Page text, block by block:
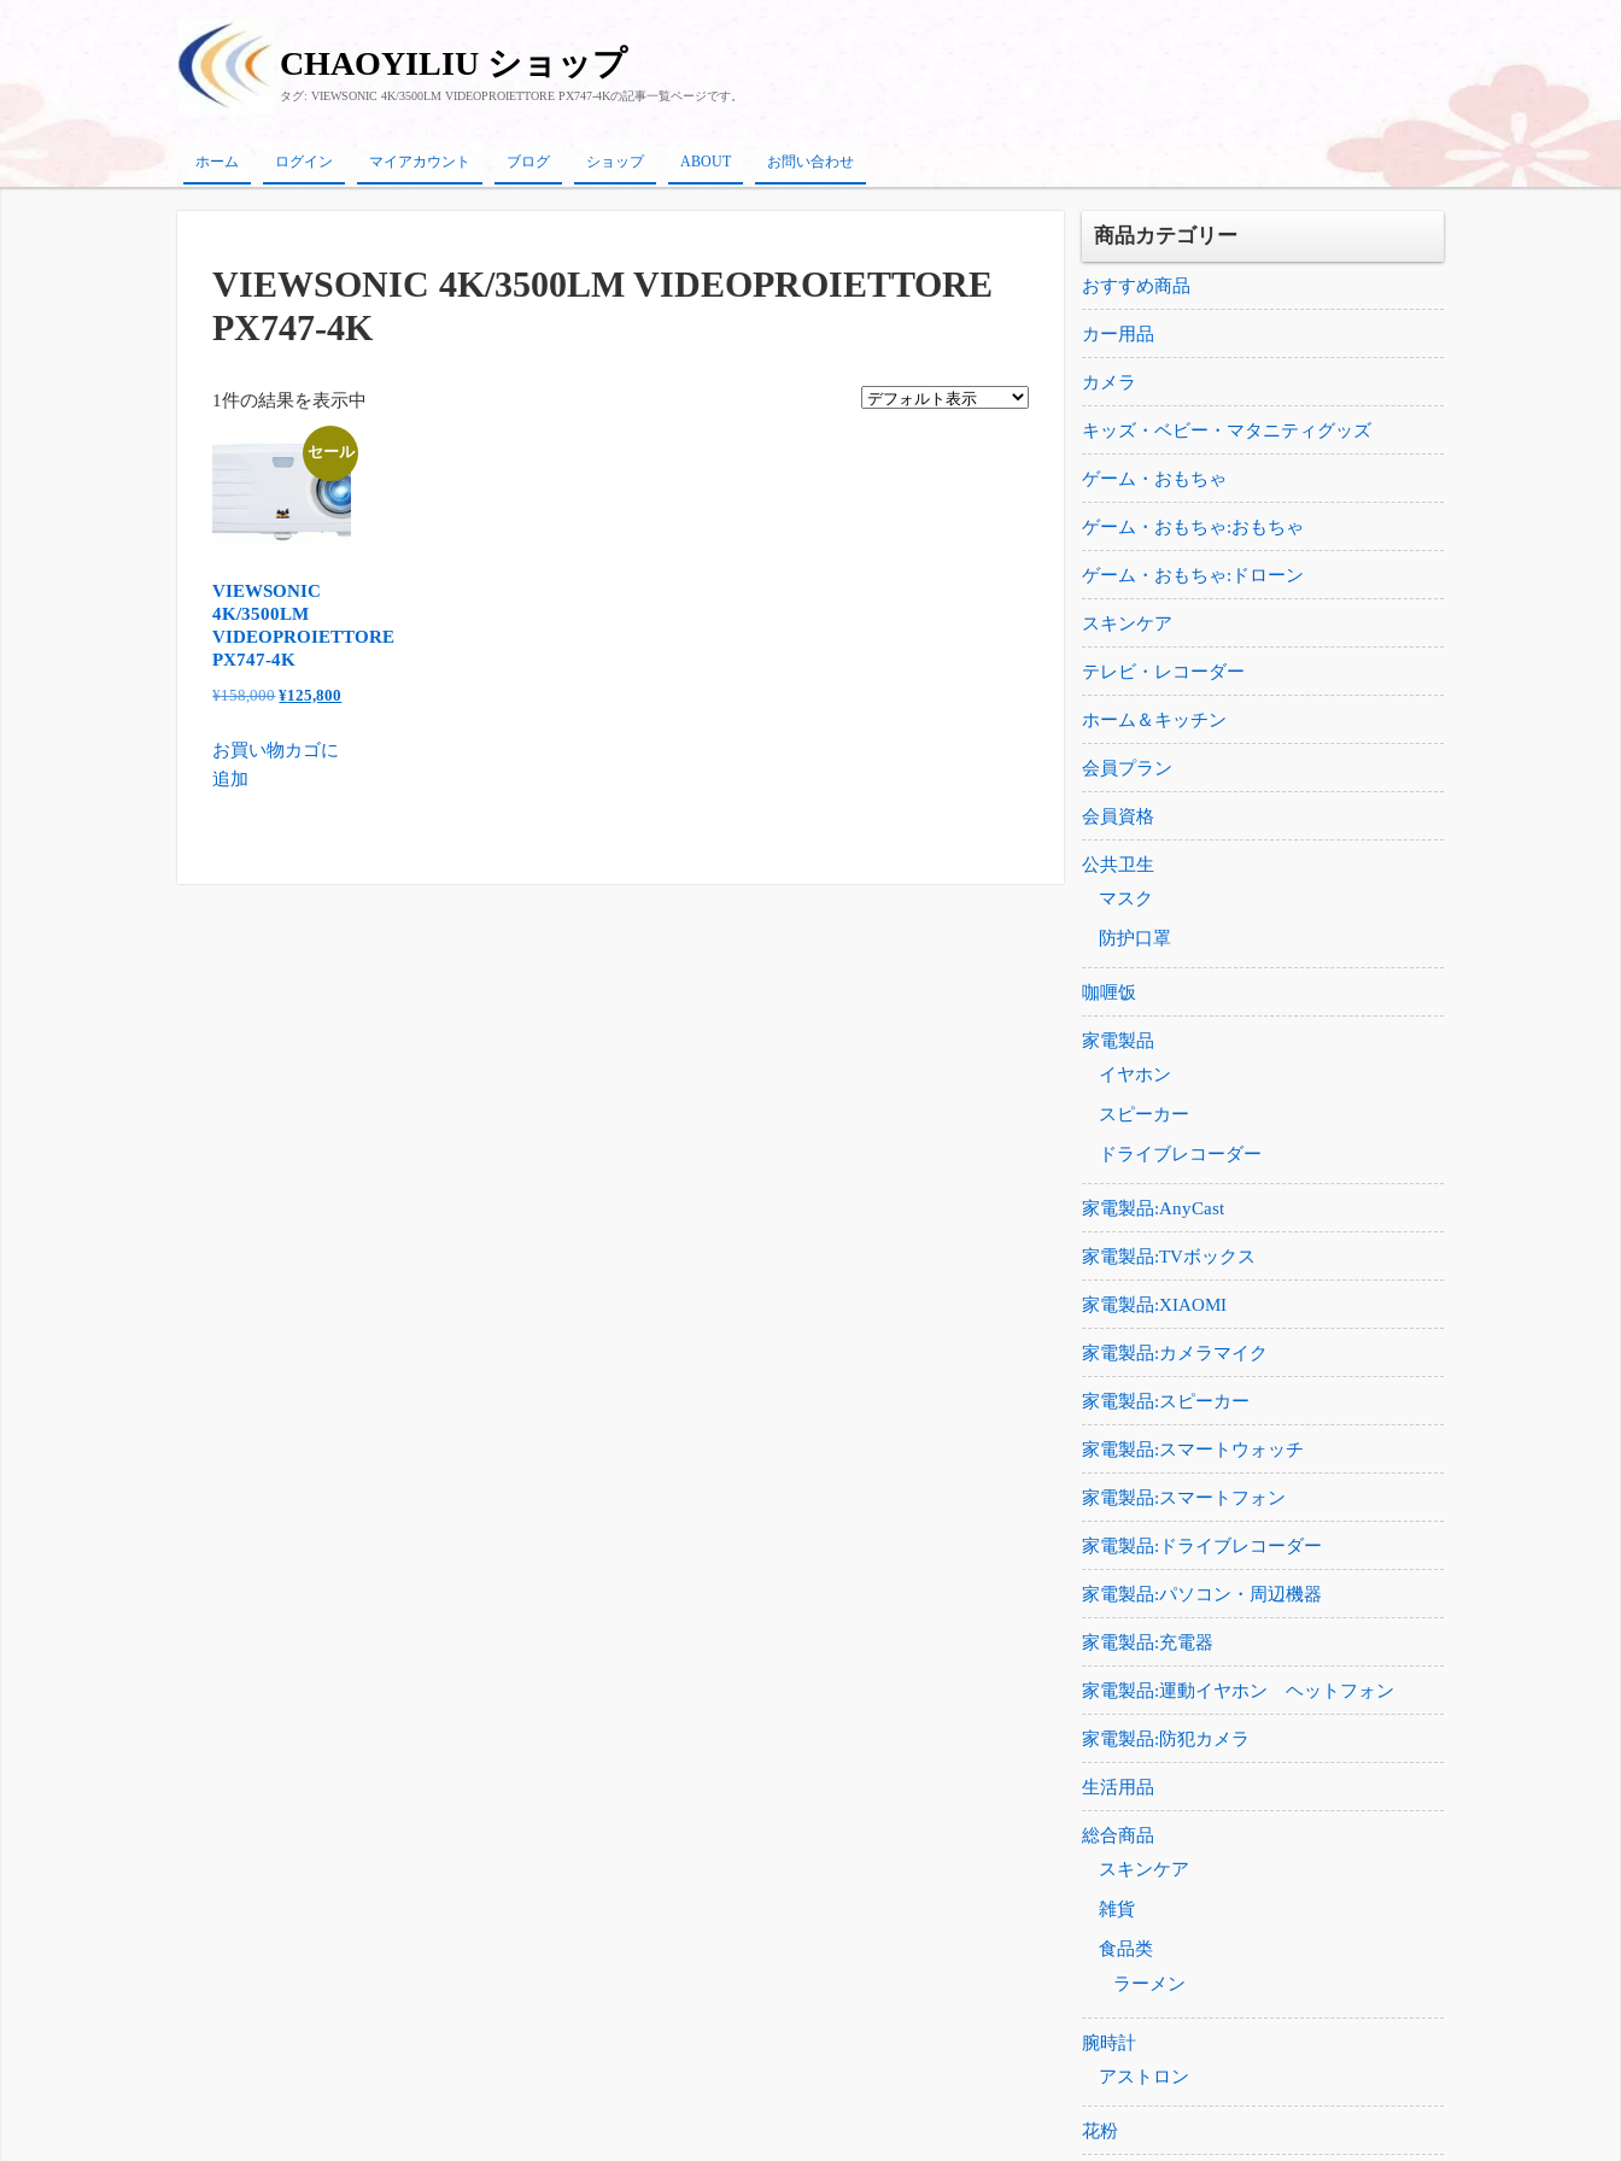
CHAOYILIU ショップ
タグ: VIEWSONIC 4K/3500LM VIDEOPROIETTORE PX747-4Kの記事一覧ページです。
ホーム ログイン マイアカウント ブログ ショップ ABOUT お問い合わせ
VIEWSONIC 4K/3500LM VIDEOPROIETTORE
PX747-4K
1件の結果を表示中
セール
VIEWSONIC
4K/3500LM
VIDEOPROIETTORE
PX747-4K
¥158,000元
価
¥125,800
お買い物カゴに
追加
商品カテゴリー
おすすめ商品
カー用品
カメラ
キッズ・ベビー・マタニティグッズ
ゲーム・おもちゃ
ゲーム・おもちゃ:おもちゃ
ゲーム・おもちゃ:ドローン
スキンケア
テレビ・レコーダー
ホーム＆キッチン
会員プラン
会員資格
公共卫生
マスク
防护口罩
咖喱饭
家電製品
イヤホン
スピーカー
ドライブレコーダー
家電製品:AnyCast
家電製品:TVボックス
家電製品:XIAOMI
家電製品:カメラマイク
家電製品:スピーカー
家電製品:スマートウォッチ
家電製品:スマートフォン
家電製品:ドライブレコーダー
家電製品:パソコン・周辺機器
家電製品:充電器
家電製品:運動イヤホン ヘットフォン
家電製品:防犯カメラ
生活用品
総合商品
スキンケア
雑貨
食品类
ラーメン
腕時計
アストロン
花粉